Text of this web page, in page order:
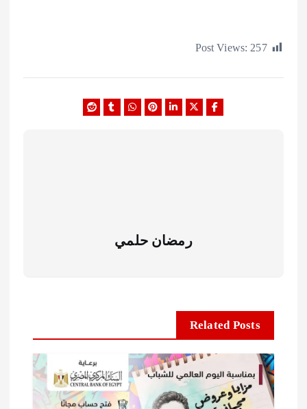
Post Views:
رمضان حلمي
Related Posts